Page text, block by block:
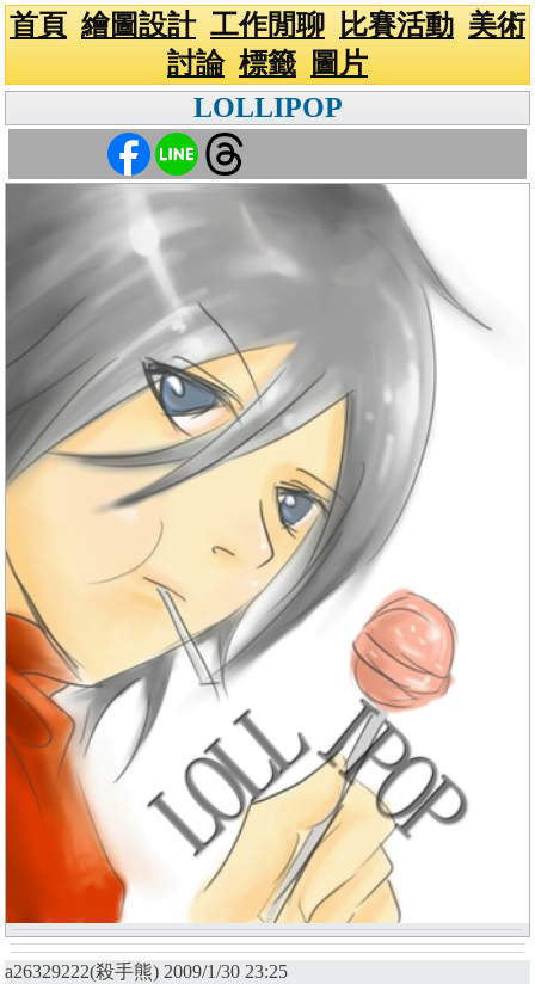
首頁 繪圖設計 工作閒聊 比賽活動 美術
討論 標籤
圖片
LOLLIPOP
a26329222(殺手熊) 2009/1/30 23:25